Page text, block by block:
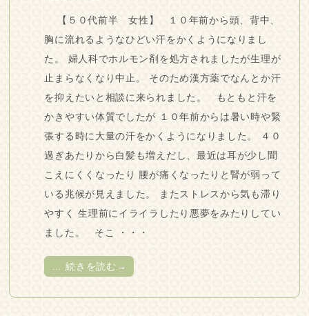
【５０代前半 女性】 １０年前から頭、背中、
胸に流れるようなひどい汗をかくようになりまし
た。 婦人科でホルモン剤を処方されましたが生理が
止まらなくなり中止。 そのため漢方薬でなんとか汗
を抑えたいと相談に来られました。 もともと汗を
かきやすい体質でしたが １０年前からは暑い時や緊
張する時に大量の汗をかくようになりました。 ４０
過ぎあたりから白髪も増えだし、最近は耳が少し聞
こえにくくなったり 腰が痛くなったりと腎が弱って
いる兆候が見えました。 またストレスから気も滞り
やすく 生理前にイライラしたり悪夢をみたりしてい
ました。 そこ ・・・
… 続きを読む→